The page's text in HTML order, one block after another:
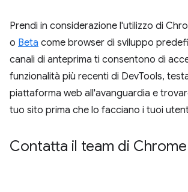
Prendi in considerazione l'utilizzo di
o Beta come browser di sviluppo
canali di anteprima ti consentono di
funzionalità più recenti di DevTools,
piattaforma web all'avanguardia e
tuo sito prima che lo facciano i tuoi
Contatta il team di